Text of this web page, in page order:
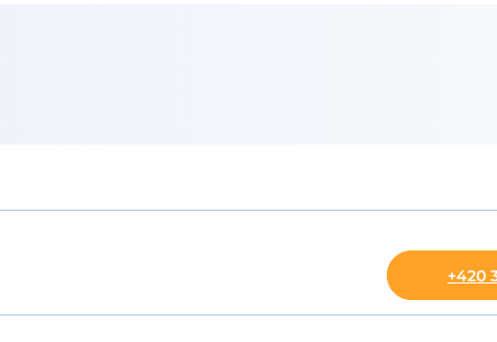
+420